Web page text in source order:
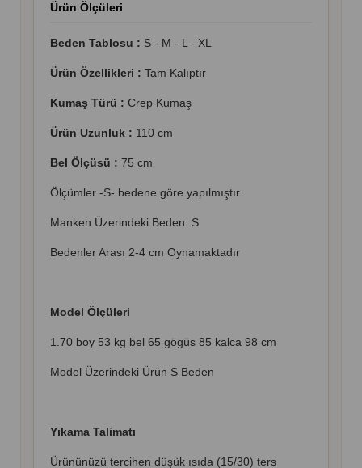
Ürün Ölçüleri
Beden Tablosu : S - M - L - XL
Ürün Özellikleri : Tam Kalıptır
Kumaş Türü : Crep Kumaş
Ürün Uzunluk : 110 cm
Bel Ölçüsü : 75 cm
Ölçümler -S- bedene göre yapılmıştır.
Manken Üzerindeki Beden: S
Bedenler Arası 2-4 cm Oynamaktadır
Model Ölçüleri
1.70 boy 53 kg bel 65 gögüs 85 kalca 98 cm
Model Üzerindeki Ürün S Beden
Yıkama Talimatı
Ürününüzü tercihen düşük ısıda (15/30) ters